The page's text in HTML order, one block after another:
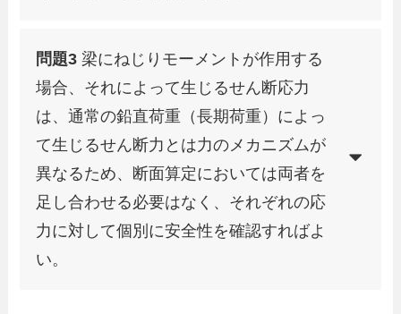
問題3 梁にねじりモーメントが作用する
場合、それによって生じるせん断応力
は、通常の鉛直荷重（長期荷重）によっ
て生じるせん断力とは力のメカニズムが
異なるため、断面算定においては両者を
足し合わせる必要はなく、それぞれの応
力に対して個別に安全性を確認すればよ
い。